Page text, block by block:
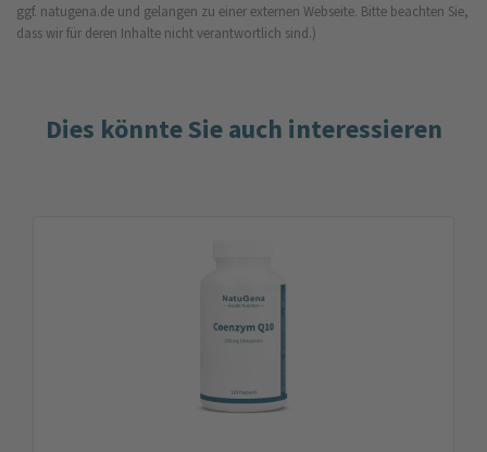
ggf. natugena.de und gelangen zu einer externen Webseite. Bitte beachten Sie,
dass wir für deren Inhalte nicht verantwortlich sind.)
Dies könnte Sie auch interessieren